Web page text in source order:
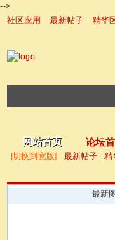
-->
社区应用
最新帖子 精华
网站首页 论坛
[切换到宽版] 最新帖子 精
最新